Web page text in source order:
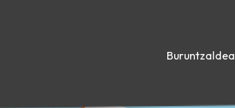
Buruntzaldea